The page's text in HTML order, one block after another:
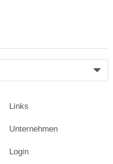
Links
Unternehmen
Login